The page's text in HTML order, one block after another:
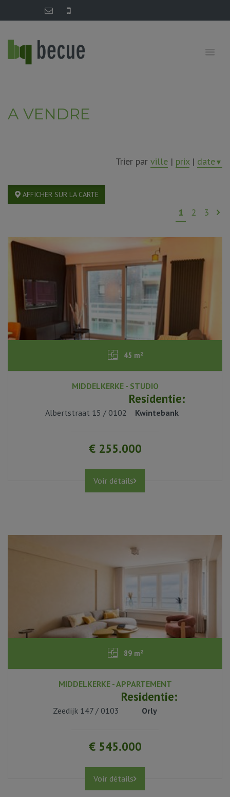
A VENDRE
Trier par ville | prix| date▼
AFFICHER SUR LA CARTE
1 2 3
45 m²
1
1
MIDDELKERKE - STUDIO
Albertstraat 15 / 0102
Residentie:
Kwintebank
€ 255.000
Voir détails
89 m²
2
MIDDELKERKE - APPARTEMENT
Zeedijk 147 / 0103
Residentie:
Orly
€ 545.000
Voir détails